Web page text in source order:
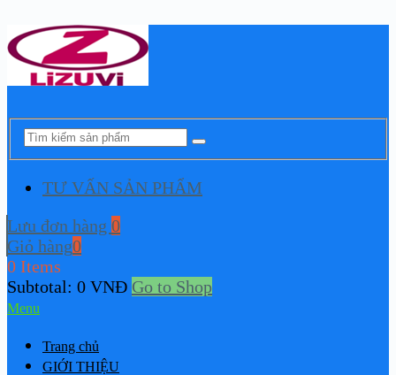
TƯ VẤN SẢN PHẨM
Lưu đơn hàng 0
Giỏ hàng0
0 Items
Subtotal: 0 VNĐ Go to Shop
Menu
Trang chủ
GIỚI THIỆU